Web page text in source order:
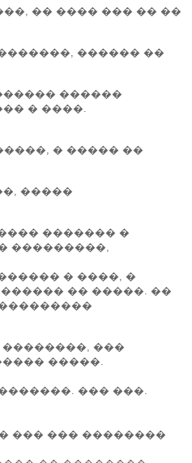
�� ���� ��� �� ��
������ ��
������
� ����.
� ����� ��
�����
������� �
���������,
� ����, �
�� �����. ��
���
�����.
��� ���.
��� ��� ��������